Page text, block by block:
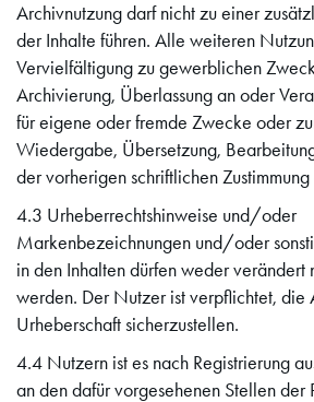
Archivnutzung darf nicht zu einer
der Inhalte führen. Alle weiteren
Vervielfältigung zu gewerblichen
Archivierung, Überlassung an oder
für eigene oder fremde Zwecke oder
Wiedergabe, Übersetzung,
der vorherigen schriftlichen
4.3 Urheberrechtshinweise und/oder
Markenbezeichnungen und/oder
in den Inhalten dürfen weder verändert
werden. Der Nutzer ist verpflichtet, die
Urheberschaft sicherzustellen.
4.4 Nutzern ist es nach Registrierung
an den dafür vorgesehenen Stellen der